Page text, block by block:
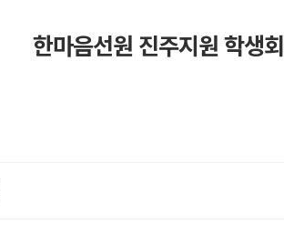
한마음선원 진주지원 학생회